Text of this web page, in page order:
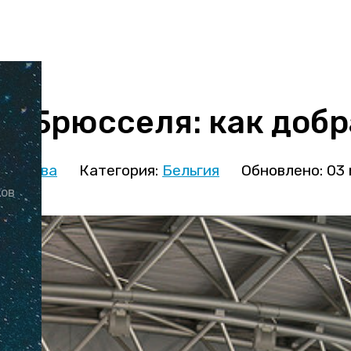
Брюсселя: как
Категория: Бельгия Обновлено: 03